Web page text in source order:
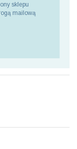
sklepu
mailową